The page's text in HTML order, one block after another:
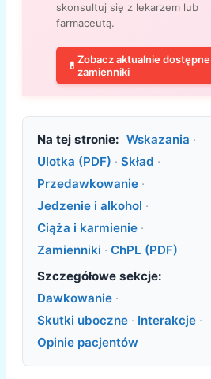
skonsultuj się z lekarzem lub
farmaceutą.
💊 Zobacz aktualnie dostępne
zamienniki
Na tej stronie: Wskazania ·
Ulotka (PDF) · Skład ·
Przedawkowanie ·
Jedzenie i alkohol ·
Ciąża i karmienie ·
Zamienniki · ChPL (PDF)
Szczegółowe sekcje:
Dawkowanie ·
Skutki uboczne · Interakcje ·
Opinie pacjentów